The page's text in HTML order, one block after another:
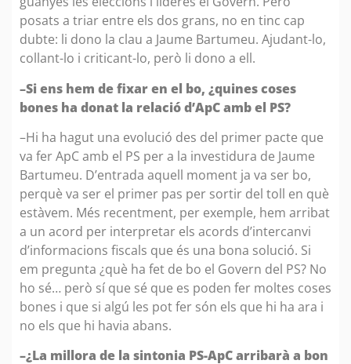
posats a triar entre els dos grans, no en tinc cap
dubte: li dono la clau a Jaume Bartumeu. Ajudant-lo,
collant-lo i criticant-lo, però li dono a ell.
–Si ens hem de fixar en el bo, ¿quines coses
bones ha donat la relació d’ApC amb el PS?
–Hi ha hagut una evolució des del primer pacte que
va fer ApC amb el PS per a la investidura de Jaume
Bartumeu. D’entrada aquell moment ja va ser bo,
perquè va ser el primer pas per sortir del toll en què
estàvem. Més recentment, per exemple, hem arribat
a un acord per interpretar els acords d’intercanvi
d’informacions fiscals que és una bona solució. Si
em pregunta ¿què ha fet de bo el Govern del PS? No
ho sé… però sí que sé que es poden fer moltes coses
bones i que si algú les pot fer són els que hi ha ara i
no els que hi havia abans.
–¿La millora de la sintonia PS-ApC arribarà a bon